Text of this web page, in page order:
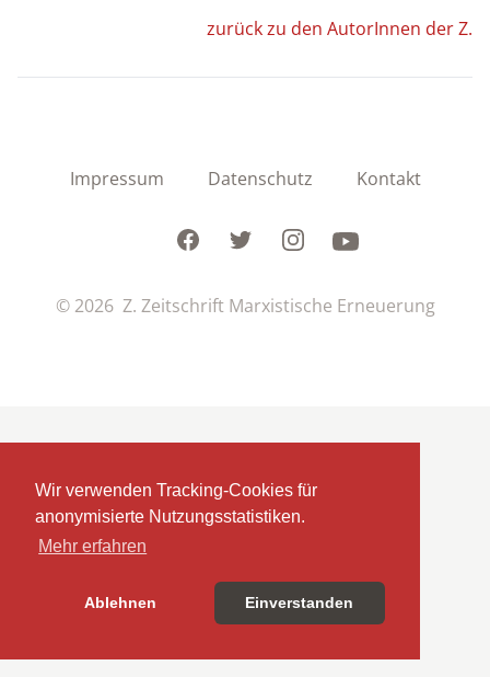
Wir verwenden Tracking-Cookies für
anonymisierte Nutzungsstatistiken.
Mehr erfahren
Ablehnen Einverstanden
zurück zu den AutorInnen der Z.
Impressum Datenschutz Kontakt
FacebookTwitterInstagramYoutube
© 2026 Z. Zeitschrift Marxistische Erneuerung